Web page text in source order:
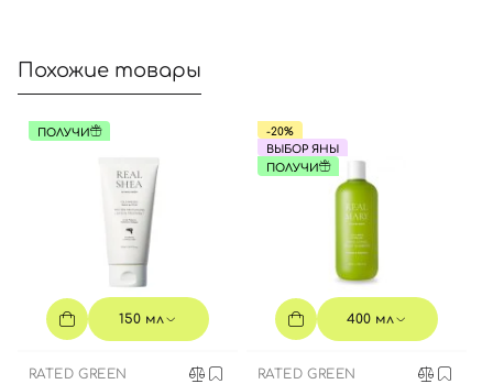
Похожие товары
ПОЛУЧИ
150 мл
RATED GREEN
-20%
ВЫБОР ЯНЫ
ПОЛУЧИ
400 мл
RATED GREEN
Отправляя форму для авторизации/регистрации, вы
Далее
Войти с помощью e-mail